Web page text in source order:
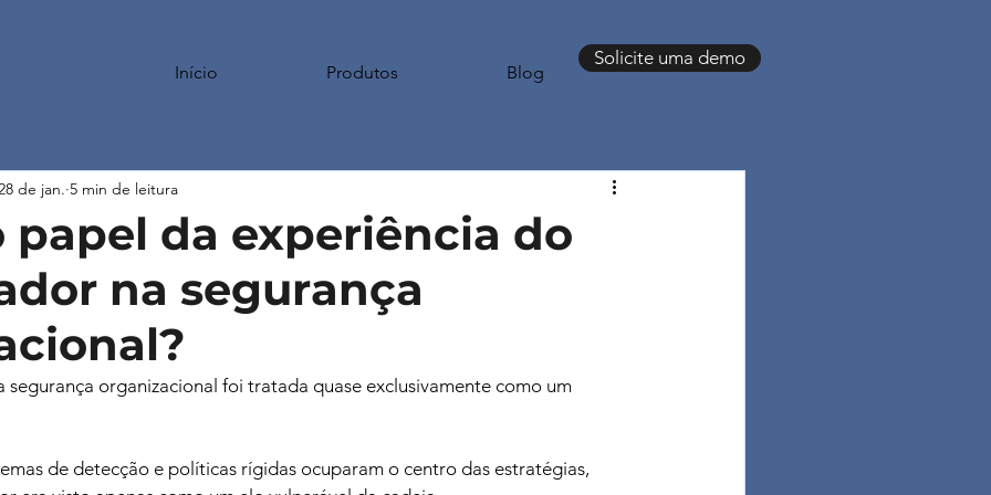
Início Produtos Blog
Solicite uma demo
papel da experiência do
na segurança
de jan. 5 min de leitura
segurança organizacional foi tratada quase exclusivamente como um
de detecção e políticas rígidas ocuparam o centro das estratégias,